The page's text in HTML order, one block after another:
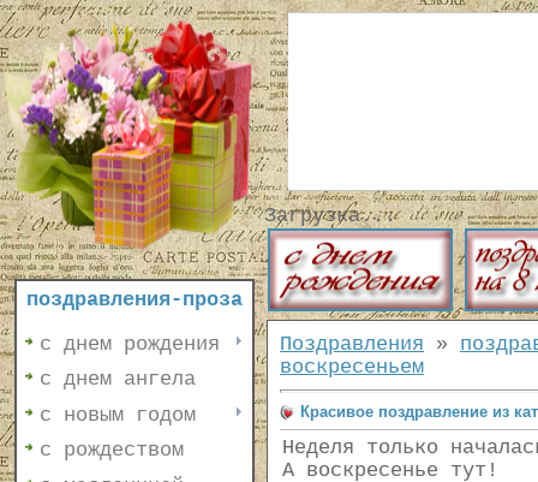
поздравления-проза
с днем рождения
с днем ангела
с новым годом
с рождеством
Загрузка...
Поздравления »
воскресеньем
Красивое поздравление из
Неделя только
А воскресенье тут!